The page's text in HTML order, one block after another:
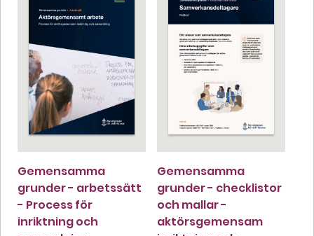
Gemensamma
grunder - arbetssätt
- Process för
inriktning och
Gemensamma
grunder - checklistor
och mallar -
aktörsgemensam